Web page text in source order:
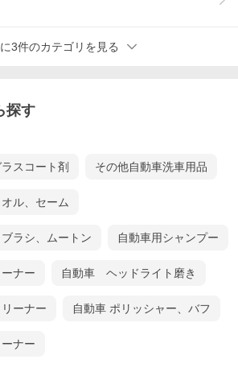
3件のカテゴリを見る
探す
スコート剤 その他自動車洗車用品
ル、セーム
ラシ、ムートン 自動車用シャンプー
ナー 自動車 ヘッドライト磨き
ーナー 自動車 ポリッシャー、バフ
ナー